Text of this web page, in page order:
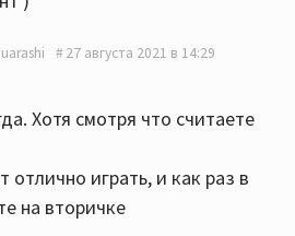
27 августа 2021 в 14:29
Хотя смотря что считаете
отлично играть, и как раз в
на вторичке